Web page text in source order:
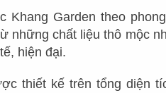
Khang Garden theo
những chất liệu thô mộc
hiện đại.
thiết kế trên tổng diện
QUY
ĐỘI
NHÀ HÀNG VIỆT
NHÀ HÀNG ÂU
THIẾT KẾ NHÀ HÀNG HÀN